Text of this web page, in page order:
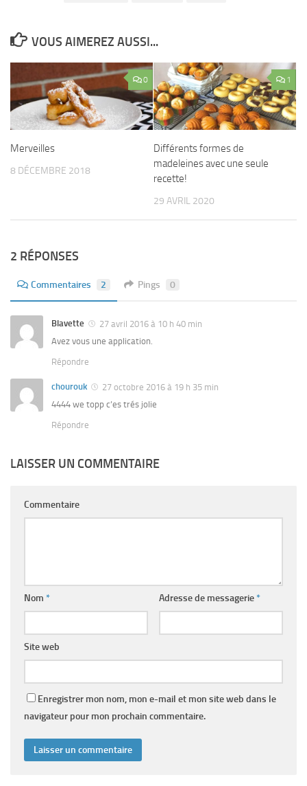
VOUS AIMEREZ AUSSI...
0
Merveilles
8 DÉCEMBRE 2018
1
Différents formes de
madeleines avec une seule
recette!
29 AVRIL 2020
2 RÉPONSES
Commentaires 2 Pings 0
Blavette
27 avril 2016 à 10 h 40 min
Avez vous une application.
Répondre
chourouk
27 octobre 2016 à 19 h 35 min
4444 we topp c’es trés jolie
Répondre
LAISSER UN COMMENTAIRE
Commentaire
Nom * Adresse de messagerie*
Site web
Enregistrer mon nom, mon e-mail et mon site web dans le
navigateur pour mon prochain commentaire.